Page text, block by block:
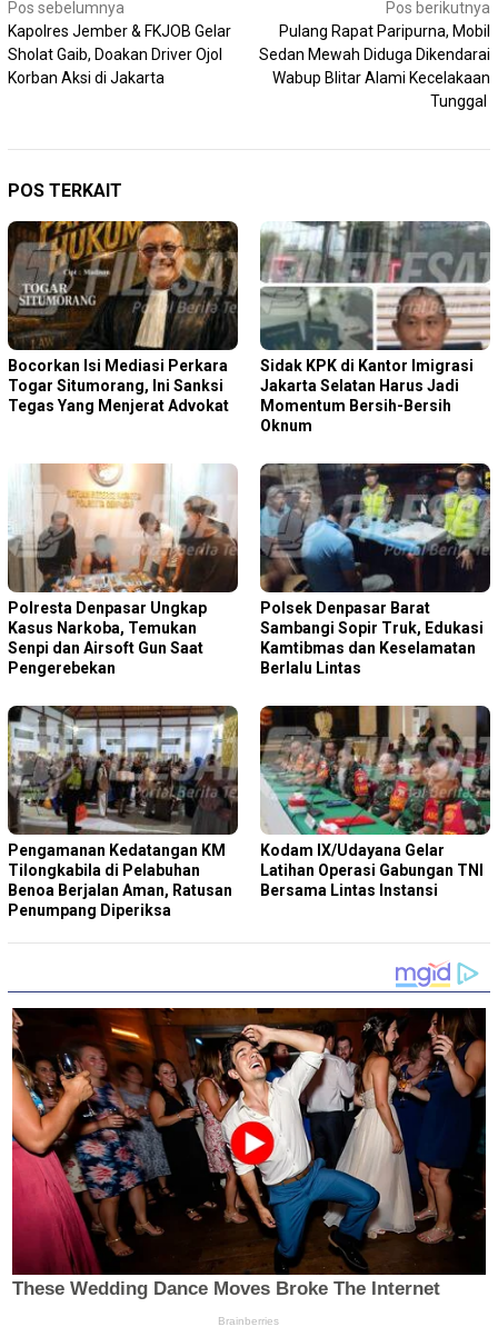
Navigasi
pos
Pos sebelumnya
Kapolres Jember & FKJOB Gelar
Sholat Gaib, Doakan Driver Ojol
Korban Aksi di Jakarta
Pos berikutnya
Pulang Rapat Paripurna, Mobil
Sedan Mewah Diduga Dikendarai
Wabup Blitar Alami Kecelakaan
Tunggal
POS TERKAIT
Bocorkan Isi Mediasi Perkara
Togar Situmorang, Ini Sanksi
Tegas Yang Menjerat Advokat
Sidak KPK di Kantor Imigrasi
Jakarta Selatan Harus Jadi
Momentum Bersih-Bersih
Oknum
Polresta Denpasar Ungkap
Kasus Narkoba, Temukan
Senpi dan Airsoft Gun Saat
Pengerebekan
Polsek Denpasar Barat
Sambangi Sopir Truk, Edukasi
Kamtibmas dan Keselamatan
Berlalu Lintas
Pengamanan Kedatangan KM
Tilongkabila di Pelabuhan
Benoa Berjalan Aman, Ratusan
Penumpang Diperiksa
Kodam IX/Udayana Gelar
Latihan Operasi Gabungan TNI
Bersama Lintas Instansi